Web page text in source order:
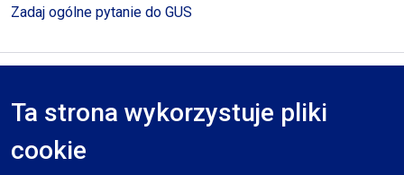
Ta strona wykorzystuje pliki
cookie
Zadaj ogólne pytanie do GUS
RODO